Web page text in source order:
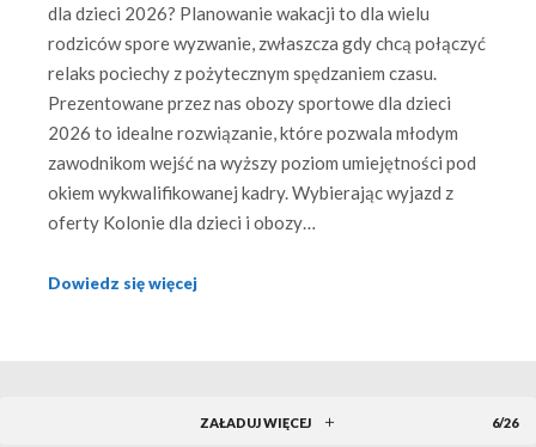
dla dzieci 2026? Planowanie wakacji to dla wielu
rodziców spore wyzwanie, zwłaszcza gdy chcą połączyć
relaks pociechy z pożytecznym spędzaniem czasu.
Prezentowane przez nas obozy sportowe dla dzieci
2026 to idealne rozwiązanie, które pozwala młodym
zawodnikom wejść na wyższy poziom umiejętności pod
okiem wykwalifikowanej kadry. Wybierając wyjazd z
oferty Kolonie dla dzieci i obozy…
Dowiedz się więcej
ZAŁADUJ WIĘCEJ 6/26